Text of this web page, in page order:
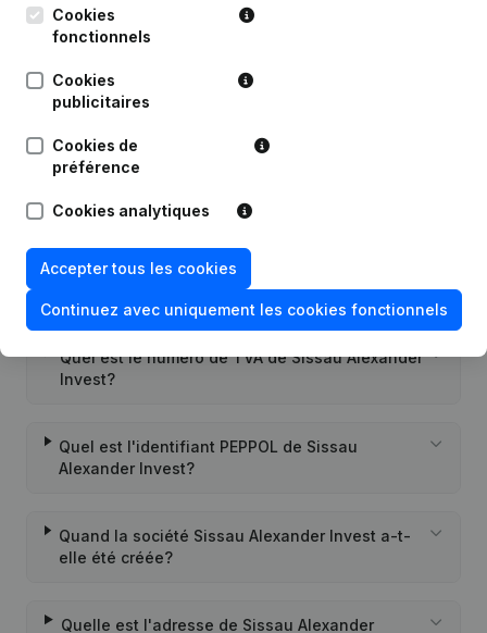
Publications de Sissau Alexander Invest
Date Publication
04-07-2022
Personne Morale, Ouverture
Questions fréquemment posées
Quel est le numéro de TVA de Sissau Alexander
Invest?
Quel est l'identifiant PEPPOL de Sissau
Alexander Invest?
Quand la société Sissau Alexander Invest a-t-
elle été créée?
Quelle est l'adresse de Sissau Alexander
Cookies
fonctionnels
Cookies
publicitaires
Cookies de
préférence
Cookies analytiques
Accepter tous les cookies
Continuez avec uniquement les cookies fonctionnels